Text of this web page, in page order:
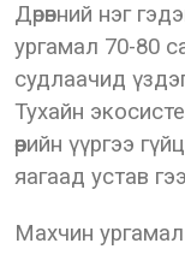
Дөрөвний нэг
ургамал 70-80
судлаачид
Тухайн
өөрийн үүргээ
яагаад устав
Махчин